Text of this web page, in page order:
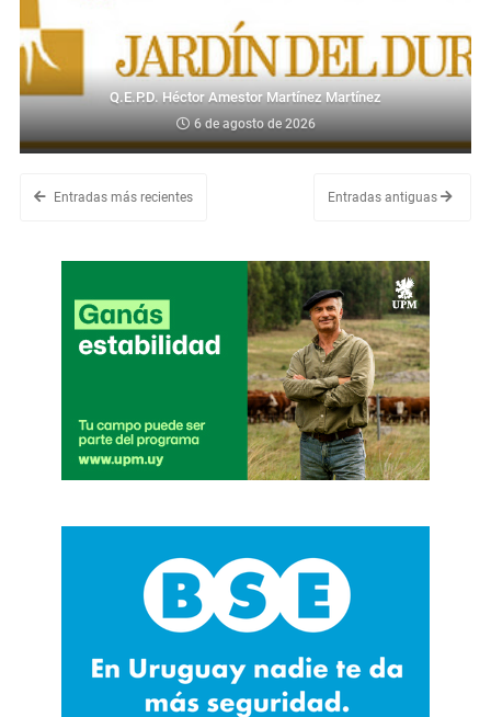
Q.E.P.D. Héctor Amestor Martínez Martínez
6 de agosto de 2026
Entradas más recientes Entradas antiguas